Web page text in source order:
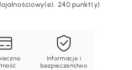
240 punkt(y)
Informacje i
bezpieczeństwo